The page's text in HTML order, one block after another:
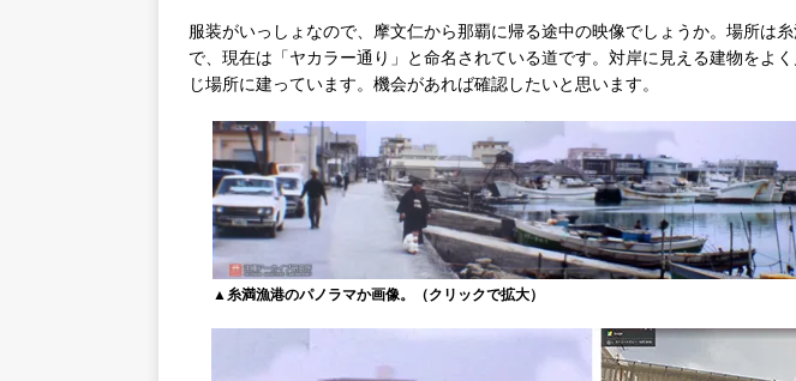
服装がいっしょなので、摩文仁から那覇に帰る途中の映像でしょうか。場所は
で、現在は「ヤカラー通り」と命名されている道です。対岸に見える建物をよ
じ場所に建っています。機会があれば確認したいと思います。
▲糸満漁港のパノラマか画像。（クリックで拡大）